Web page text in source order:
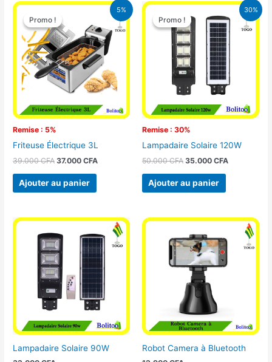
5%
Promo !
Remise : 5%
Promo !
Friteuse Électrique 3L
39.000CFA
Le
initial
était :
39.000 CFA.
37.000CFA
Le
prix
actuel
est :
37.000 CFA.
Ajouter au panier
30%
Promo !
Remise : 30%
Promo !
Lampadaire Solaire 120W
50.000CFA
Le
prix
initial
était :
50.000 CFA.
35.000 CFA
Le
prix
actuel
est :
35.000
Ajouter au panier
Lampadaire Solaire 90W Robot Camera à Bluetooth